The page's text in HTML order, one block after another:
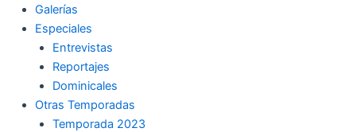
Galerías
Especiales
Entrevistas
Reportajes
Dominicales
Otras Temporadas
Temporada 2023